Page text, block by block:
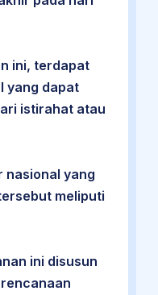
ini, terdapat
yang dapat
istirahat atau
nasional yang
meliputi
ini disusun